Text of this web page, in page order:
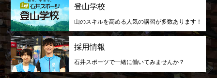
登山学校
山のスキルを高める人気の講習が多数あります！
採用情報
石井スポーツで一緒に働いてみませんか？